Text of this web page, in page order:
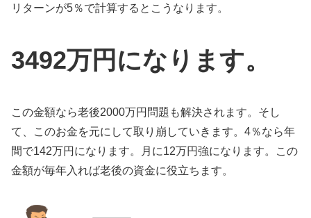
リターンが5％で計算するとこうなります。
3492万円になります。
この金額なら老後2000万円問題も解決されます。そし
て、このお金を元にして取り崩していきます。4％なら年
間で142万円になります。月に12万円強になります。この
金額が毎年入れば老後の資金に役立ちます。